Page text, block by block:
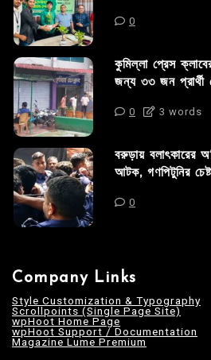
0
কুমিল্লা প্রেস
জন্য ৩৩ জন প্রার্থী
0 3 words
বরুড়ায় বলাৎকারের
আটক, গণপিটুনির
0
Company Links
Style Customization & Typography
Scrollpoints (Single Page Site)
wpHoot Home Page
wpHoot Support / Documentation
Magazine Lume Premium